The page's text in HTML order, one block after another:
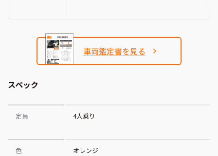
車両鑑定書を見る
スペック
定員 4人乗り
色 オレンジ